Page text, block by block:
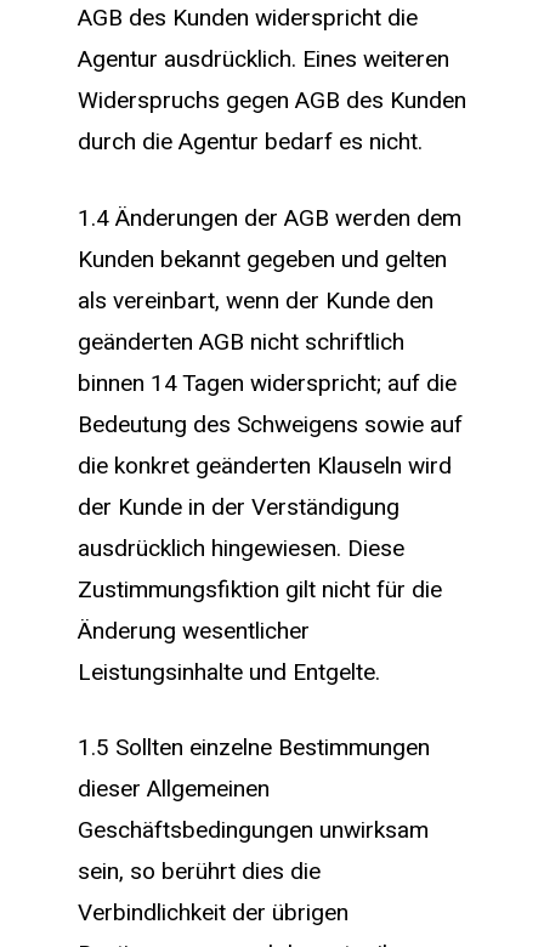
AGB des Kunden widerspricht die
Agentur ausdrücklich. Eines weiteren
Widerspruchs gegen AGB des Kunden
durch die Agentur bedarf es nicht.
1.4 Änderungen der AGB werden dem
Kunden bekannt gegeben und gelten
als vereinbart, wenn der Kunde den
geänderten AGB nicht schriftlich
binnen 14 Tagen widerspricht; auf die
Bedeutung des Schweigens sowie auf
die konkret geänderten Klauseln wird
der Kunde in der Verständigung
ausdrücklich hingewiesen. Diese
Zustimmungsfiktion gilt nicht für die
Änderung wesentlicher
Leistungsinhalte und Entgelte.
1.5 Sollten einzelne Bestimmungen
dieser Allgemeinen
Geschäftsbedingungen unwirksam
sein, so berührt dies die
Verbindlichkeit der übrigen